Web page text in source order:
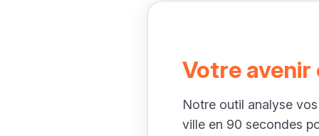
Votre avenir
Notre outil analyse
ville en 90 secondes